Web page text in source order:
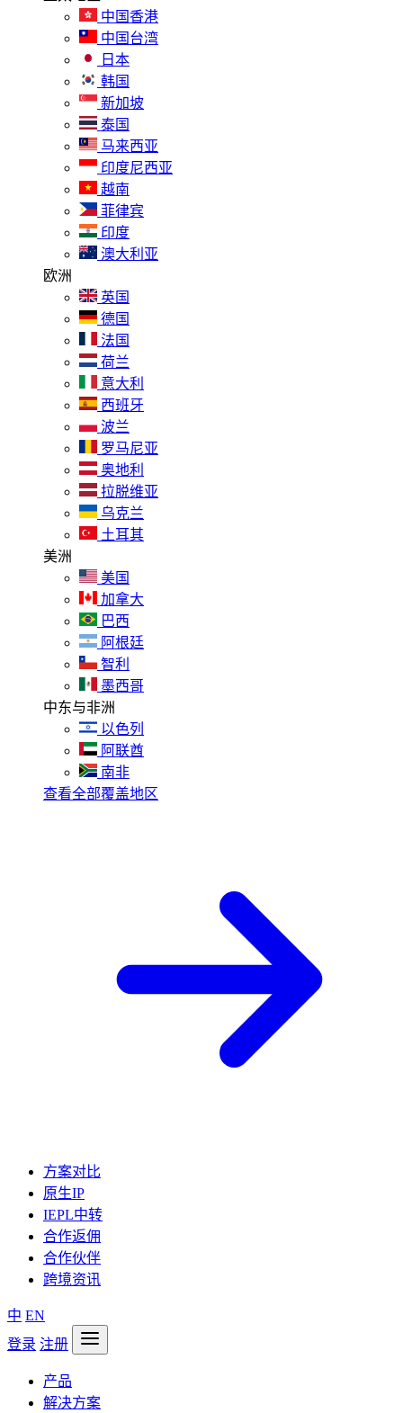
中国香港
中国台湾
日本
韩国
新加坡
泰国
马来西亚
印度尼西亚
越南
菲律宾
印度
澳大利亚
欧洲
英国
德国
法国
荷兰
意大利
西班牙
波兰
罗马尼亚
奥地利
拉脱维亚
乌克兰
土耳其
美洲
美国
加拿大
巴西
阿根廷
智利
墨西哥
中东与非洲
以色列
阿联酋
南非
查看全部覆盖地区
方案对比
原生IP
IEPL中转
合作返佣
合作伙伴
跨境资讯
中 EN
登录 注册
产品
解决方案